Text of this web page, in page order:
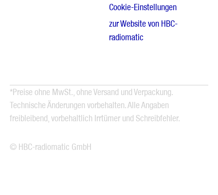
Cookie-Einstellungen
zur Website von HBC-
radiomatic
*Preise ohne MwSt., ohne Versand und Verpackung.
Technische Änderungen vorbehalten. Alle Angaben
freibleibend, vorbehaltlich Irrtümer und Schreibfehler.
© HBC-radiomatic GmbH